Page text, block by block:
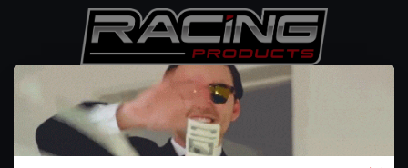
We use what we sell, that's the difference!
Hullerpad 13Q